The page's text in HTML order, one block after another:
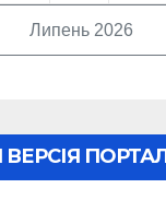
Липень 2026